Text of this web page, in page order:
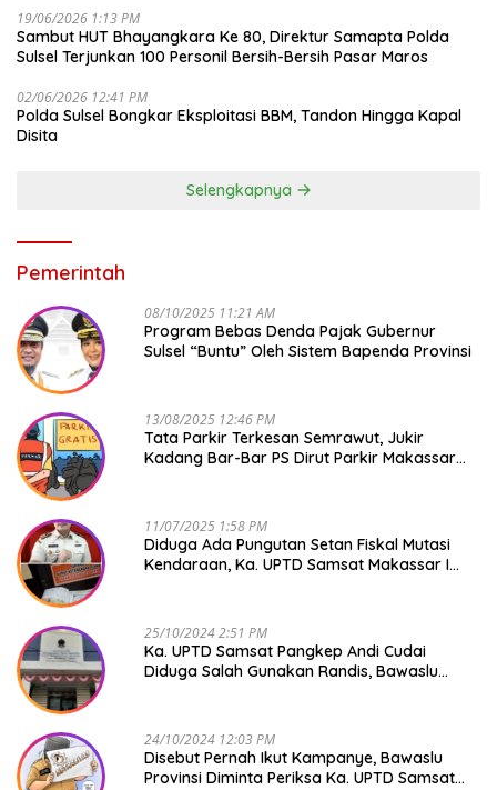
19/06/2026 1:13 PM
Sambut HUT Bhayangkara Ke 80, Direktur Samapta Polda
Sulsel Terjunkan 100 Personil Bersih-Bersih Pasar Maros
02/06/2026 12:41 PM
Polda Sulsel Bongkar Eksploitasi BBM, Tandon Hingga Kapal
Disita
Selengkapnya
Pemerintah
08/10/2025 11:21 AM
Program Bebas Denda Pajak Gubernur
Sulsel “Buntu” Oleh Sistem Bapenda Provinsi
13/08/2025 12:46 PM
Tata Parkir Terkesan Semrawut, Jukir
Kadang Bar-Bar PS Dirut Parkir Makassar
11/07/2025 1:58 PM
Diduga Ada Pungutan Setan Fiskal Mutasi
Kendaraan, Ka. UPTD Samsat Makassar I
25/10/2024 2:51 PM
Ka. UPTD Samsat Pangkep Andi Cudai
Diduga Salah Gunakan Randis, Bawaslu
24/10/2024 12:03 PM
Disebut Pernah Ikut Kampanye, Bawaslu
Provinsi Diminta Periksa Ka. UPTD Samsat